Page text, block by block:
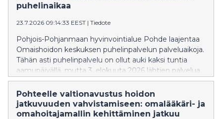
puhelinaikaa
23.7.2026 09:14:33 EEST | Tiedote
Pohjois-Pohjanmaan hyvinvointialue Pohde laajentaa
Omaishoidon keskuksen puhelinpalvelun palveluaikoja.
Tähän asti puhelinpalvelu on ollut auki kaksi tuntia
aamupäivällä, mutta 3. elokuuta 2026 lähtien palvelua
saa myös kello 12–14.
Pohteelle valtionavustus hoidon
jatkuvuuden vahvistamiseen: omalääkäri- ja
omahoitajamallin kehittäminen jatkuu